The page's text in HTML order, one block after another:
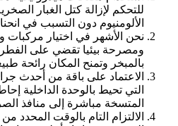
للتحكم لإزالة كتل الغبار
الألومنيوم دون التسبب في
نحن الأشهر في اختيار
ومصرحة بيئيا تقضي على
بالمبخر وتمنح المكان رائحة
الاعتماد على باقة من أحدث
التي تحيط بالوحدة الداخلية
المتسخة مباشرة إلى منافذ
الالتزام التام بالوقت